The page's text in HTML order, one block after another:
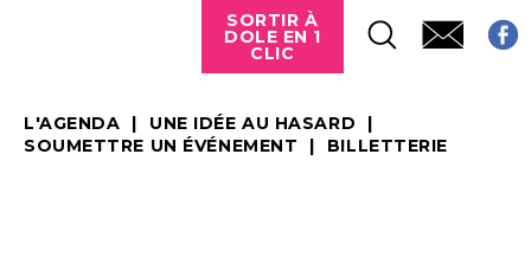
SORTIR À
DOLE EN 1
CLIC
L'AGENDA
UNE IDÉE AU HASARD
SOUMETTRE UN ÉVÉNEMENT
BILLETTERIE